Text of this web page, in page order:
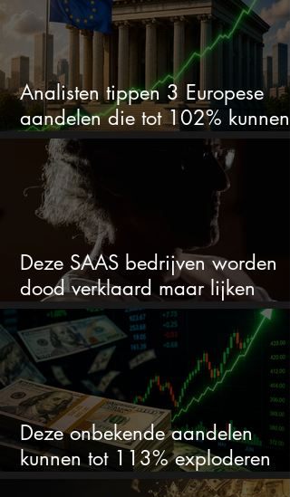
Analisten tippen 3 Europese
aandelen die tot 102% kunnen
stijgen
Deze SAAS bedrijven worden
dood verklaard maar lijken
springlevend
Deze onbekende aandelen
kunnen tot 113% exploderen
(één springt eruit)